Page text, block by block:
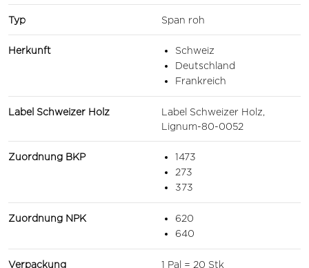
Typ Span roh
Herkunft
Schweiz
Deutschland
Frankreich
Label Schweizer Holz
Label Schweizer Holz,
Lignum-80-0052
Zuordnung BKP
1473
273
373
Zuordnung NPK
620
640
Verpackung 1 Pal = 20 Stk